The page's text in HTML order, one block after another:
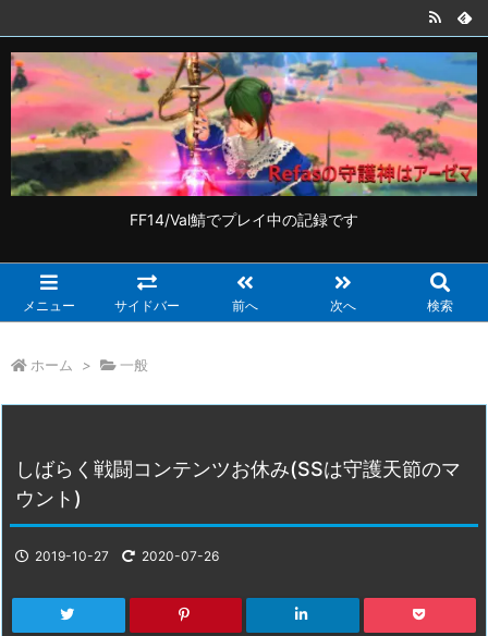
FF14/Val鯖でプレイ中の記録です
メニュー サイドバー 前へ 次へ 検索
ホーム > 一般
しばらく戦闘コンテンツお休み(SSは守護天節のマ
ウント)
2019-10-27 2020-07-26